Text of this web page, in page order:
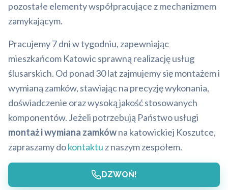
pozostałe elementy współpracujące z mechanizmem
zamykającym.
Pracujemy 7 dni w tygodniu, zapewniając
mieszkańcom Katowic sprawną realizację usług
ślusarskich. Od ponad 30 lat zajmujemy się montażem i
wymianą zamków, stawiając na precyzję wykonania,
doświadczenie oraz wysoką jakość stosowanych
komponentów. Jeżeli potrzebują Państwo usługi
montaż i wymiana zamkówna katowickiej Koszutce,
zapraszamy dokontaktu z naszym zespołem.
DZWOŃ!